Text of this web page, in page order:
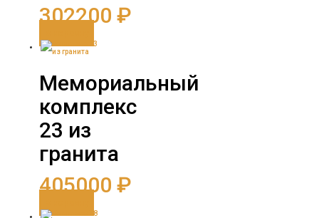
302200 ₽
Мемориальный
комплекс
23 из
гранита
405000 ₽